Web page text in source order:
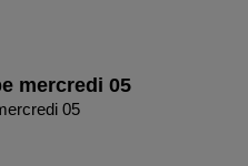
mercredi 05
05